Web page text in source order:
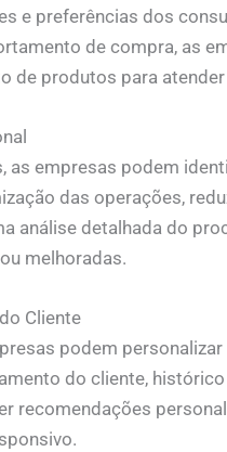
e preferências dos
de compra, as
de produtos para
as empresas podem
das operações,
análise detalhada do
melhoradas.
Cliente
podem
do cliente,
recomendações